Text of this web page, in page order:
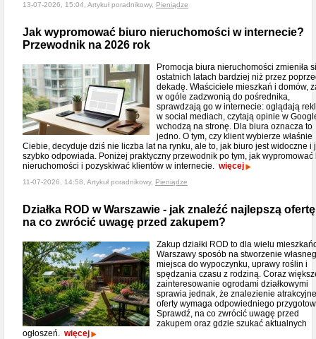
13-07-2026, 15:04, Artykuł poradnikowy, Pieniądze
Jak wypromować biuro nieruchomości w internecie?
Przewodnik na 2026 rok
Promocja biura nieruchomości zmieniła
ostatnich latach bardziej niż przez
dekadę. Właściciele mieszkań i domów,
w ogóle zadzwonią do pośrednika,
sprawdzają go w internecie: oglądają
w social mediach, czytają opinie w
wchodzą na stronę. Dla biura oznacza to
jedno. O tym, czy klient wybierze właśnie
Ciebie, decyduje dziś nie liczba lat na rynku, ale to, jak biuro jest widoczne i
szybko odpowiada. Poniżej praktyczny przewodnik po tym, jak wypromować
nieruchomości i pozyskiwać klientów w internecie. więcej
11-07-2026, 14:58, Artykuł poradnikowy, Pieniądze
Działka ROD w Warszawie - jak znaleźć najlepszą
na co zwrócić uwagę przed zakupem?
Zakup działki ROD to dla wielu
Warszawy sposób na stworzenie
miejsca do wypoczynku, uprawy roślin i
spędzania czasu z rodziną. Coraz
zainteresowanie ogrodami działkowymi
sprawia jednak, że znalezienie
oferty wymaga odpowiedniego
Sprawdź, na co zwrócić uwagę przed
zakupem oraz gdzie szukać aktualnych
ogłoszeń. więcej